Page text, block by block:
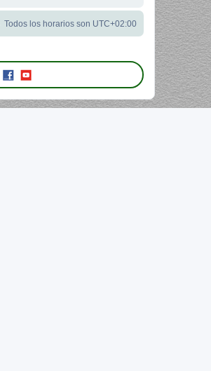
Todos los horarios son UTC+02:00